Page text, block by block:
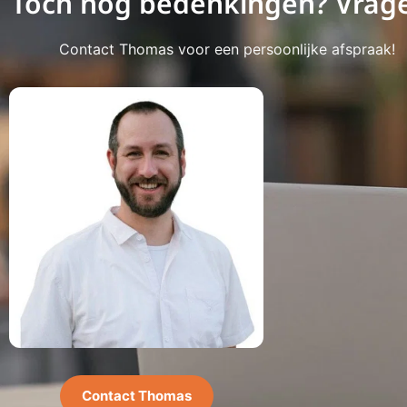
Contact Thomas voor een persoonlijke afspraak!
Contact Thomas